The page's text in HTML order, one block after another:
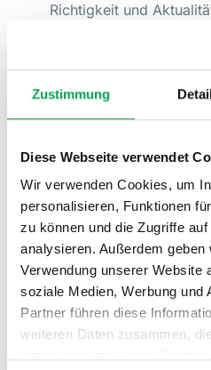
Zustimmung
Diese Webseite verwendet
Wir verwenden Cookies, um
personalisieren, Funktionen
zu können und die Zugriffe
analysieren. Außerdem
Verwendung unserer Website
soziale Medien, Werbung und
Partner führen diese
weiteren Daten zusammen,
Richtigkeit und
Externe Links wurden
dennoch kann für den
keine Haftung
Jegliche Haftung —
— wird ausgeschlossen.
Datenschutz & Cookies
Es gilt die separate
Kontakt & Redaktion
Herausgeber:
Thurgauer Turnverband
Abteilung Kommunikation